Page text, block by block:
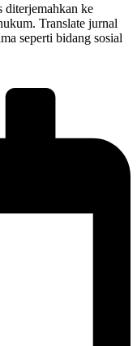
diterjemahkan ke
Translate jurnal
seperti bidang sosial